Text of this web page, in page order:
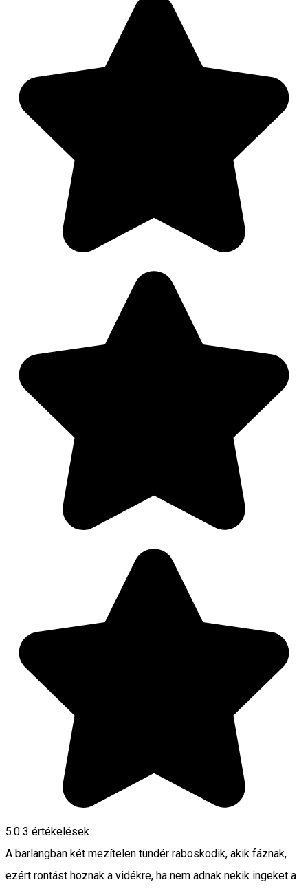
5.0 3 értékelések
A barlangban két mezítelen tündér raboskodik, akik fáznak,
ezért rontást hoznak a vidékre, ha nem adnak nekik ingeket a